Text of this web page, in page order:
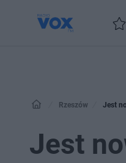
Rzeszów Jest
Jest